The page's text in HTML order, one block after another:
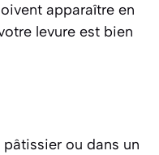
apparaître en
levure est bien
ou dans un